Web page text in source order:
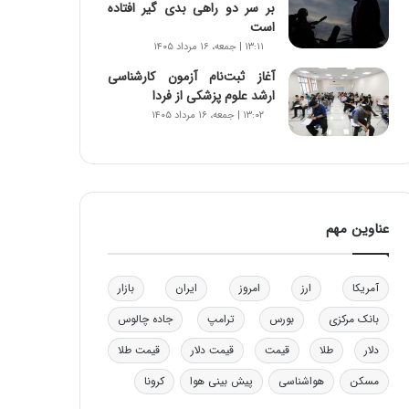
ب
ا
ی
ت
و
د
و
و
ه
ا
ی
ب
ا
بر سر دو راهی بدی گیر افتاده
است
۱۳:۱۱ | جمعه، ۱۶ مرداد ۱۴۰۵
آغاز ثبت‌نام‌ آزمون کارشناسی
ارشد علوم پزشکی از فردا
۱۳:۰۲ | جمعه، ۱۶ مرداد ۱۴۰۵
عناوین مهم
آمریکا ارز امروز ایران
بازار
بانک مرکزی
بورس ترامپ
جاده چالوس
دلار
طلا قیمت قیمت دلار
قیمت طلا
مسکن
هواشناسی پیش بینی هوا کرونا